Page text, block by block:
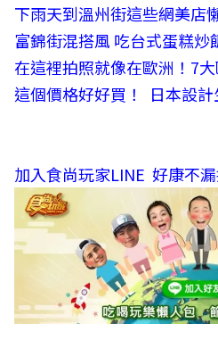
下雨天到溫州街這些網美店
富錦街混搭風 吃台式蛋糕炒
在這裡拍照就像在歐洲！7
這個價格好好買！ 日本設
加入食尚玩家LINE 好康不